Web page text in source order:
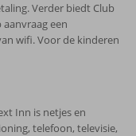
Verder biedt Club
een
wifi. Voor de kinderen
Inn is netjes en
telefoon, televisie,